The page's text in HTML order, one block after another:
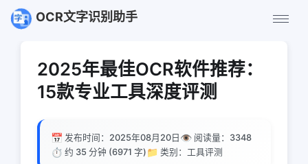
OCR文字识别助手
2025年最佳OCR软件推荐：
15款专业工具深度评测
📅 发布时间：2025年08月20日 👁️ 阅读量： 3348
⏱️ 约 35 分钟 (6971 字) 📁 类别：工具评测